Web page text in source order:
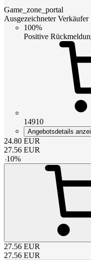
Game_zone_portal
Ausgezeichneter Verkäufer
100%
Positive
14910
Angebotsdetails
24.80 EUR
27.56 EUR
-10%
27.56 EUR
27.56 EUR